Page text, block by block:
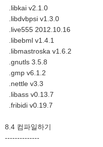
.libkai v2.1.0
.libdvbpsi v1.3.0
.live555 2012.10.16
.libebml v1.4.1
.libmastroska v1.6.2
.gnutls 3.5.8
.gmp v6.1.2
.nettle v3.3
.libass v0.13.7
.fribidi v0.19.7
8.4 컴파일하기
--------------